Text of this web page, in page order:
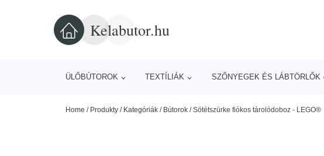
Kelabutor.hu
ÜLŐBÚTOROK TEXTÍLIÁK SZŐNYEGEK ÉS LÁBTÖRLŐK
Home / Produkty / Kategóriák / Bútorok /Sötétszürke fiókos tárolódoboz - LEGO®